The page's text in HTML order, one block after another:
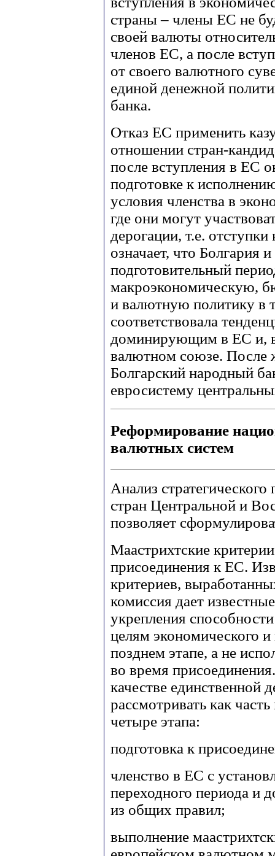
страны – члены ЕС не
своей валюты
членов ЕС, а после
от своего валютного
единой денежной
банка.
Отказ ЕС применить
отношении стран-
после вступления в ЕС
подготовке к
условия членства в
где они могут
дерогации, т.е.
означает, что Болгария
подготовительный
макроэкономическую,
и валютную политику в
соответствовала
доминирующим в ЕС и, в
валютном союзе. После
Болгарский народный
евросистему
Реформирование
валютных систем
Анализ
стран Центральной и
позволяет
Маастрихтские
присоединения к ЕС.
критериев,
комиссия дает
укрепления
целям экономического
позднем этапе, а не
во время
качестве
рассмотривать как
четыре этапа:
подготовка к
членство в ЕС с
переходного периода и
из общих правил;
выполнение